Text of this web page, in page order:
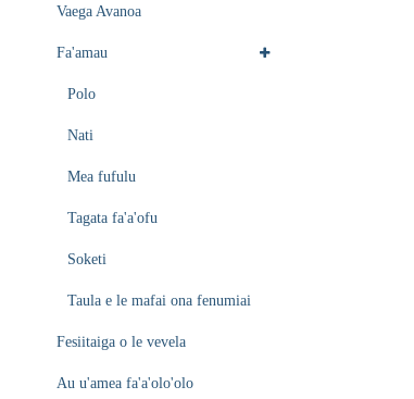
Vaega Avanoa
Fa'amau
Polo
Nati
Mea fufulu
Tagata fa'a'ofu
Soketi
Taula e le mafai ona fenumiai
Fesiitaiga o le vevela
Au u'amea fa'a'olo'olo